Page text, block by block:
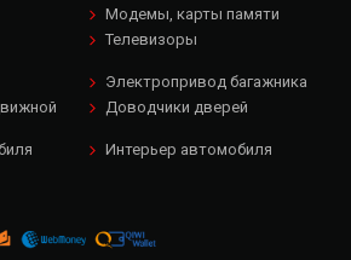
Модемы, карты памяти
Телевизоры
Электропривод багажника
Доводчики дверей
Интерьер автомобиля